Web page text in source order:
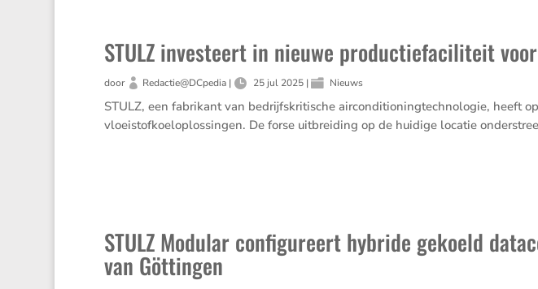
STULZ investeert in nieuwe productiefaciliteit
door Redactie@DCpedia| 25 jul 2025| Nieuws
STULZ, een fabri­kant van bedrijfs­kri­ti­sche aircon­di­ti­o­ning­tech­no­logie, heeft
vloei­stof­koel­o­p­los­singen. De forse uitbrei­ding op de huidige locatie
STULZ Modular configureert hybride gekoeld
van Göttingen